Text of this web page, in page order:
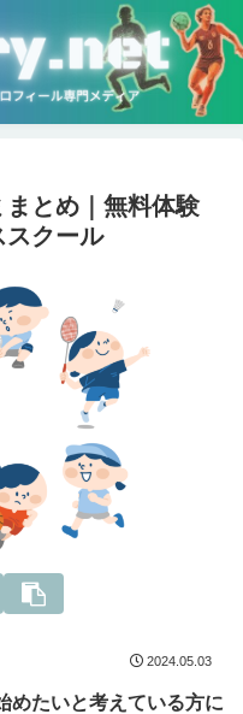
とめ｜無料体験
スクール
2024.05.03
めたいと考えている方に